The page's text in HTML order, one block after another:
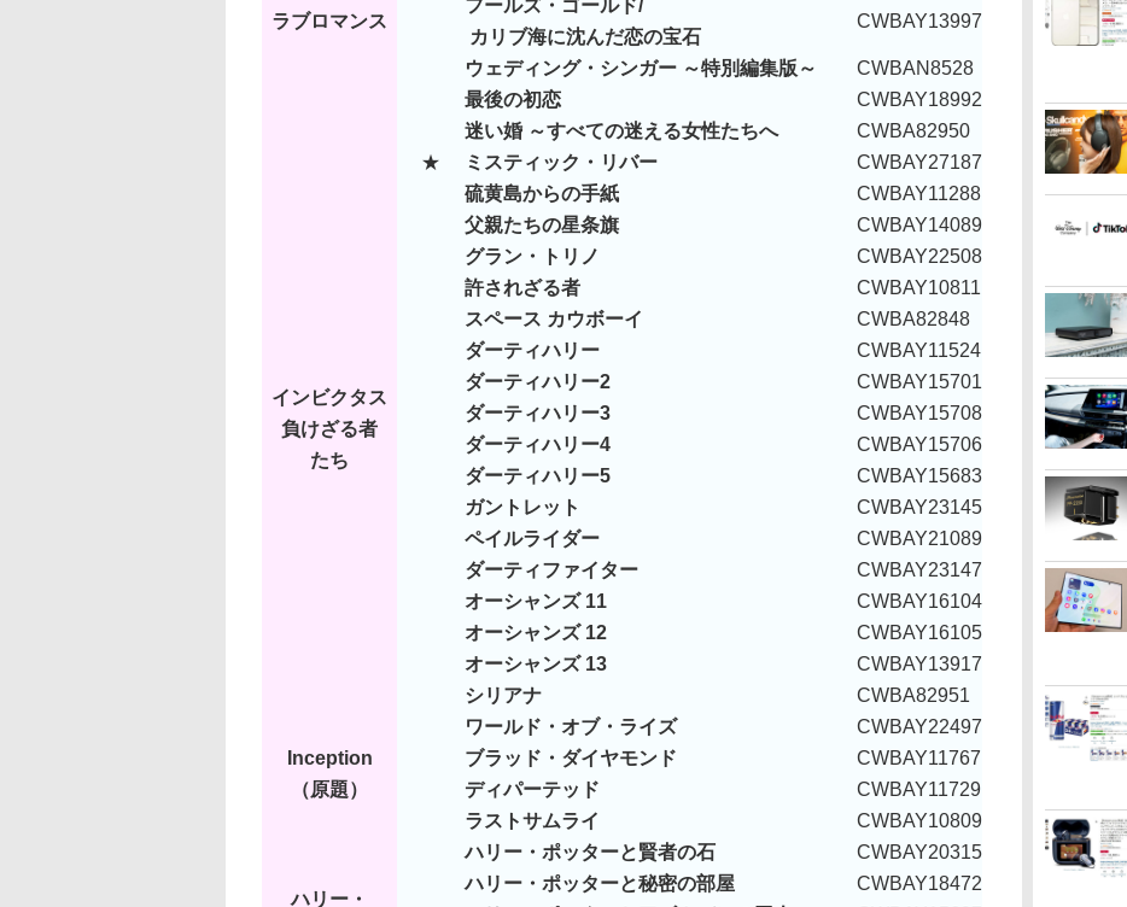
ラブロマンス
フールズ・ゴールド/
カリブ海に沈んだ恋の宝石
CWBAY13997
ウェディング・シンガー ～特別編集版～
CWBAN8528
最後の初恋
CWBAY18992
迷い婚 ～すべての迷える女性たちへ
CWBA82950
インビクタス
負けざる者
たち
★ ミスティック・リバー
CWBAY27187
硫黄島からの手紙
CWBAY11288
父親たちの星条旗
CWBAY14089
グラン・トリノ
CWBAY22508
許されざる者
CWBAY10811
スペース カウボーイ
CWBA82848
ダーティハリー
CWBAY11524
ダーティハリー2
CWBAY15701
ダーティハリー3
CWBAY15708
ダーティハリー4
CWBAY15706
ダーティハリー5
CWBAY15683
ガントレット
CWBAY23145
ペイルライダー
CWBAY21089
ダーティファイター
CWBAY23147
オーシャンズ 11
CWBAY16104
オーシャンズ 12
CWBAY16105
オーシャンズ 13
CWBAY13917
シリアナ
CWBA82951
Inception
（原題）
ワールド・オブ・ライズ
CWBAY22497
ブラッド・ダイヤモンド
CWBAY11767
ディパーテッド
CWBAY11729
ラストサムライ
CWBAY10809
ハリー・
ハリー・ポッターと賢者の石
CWBAY20315
ハリー・ポッターと秘密の部屋
CWBAY18472